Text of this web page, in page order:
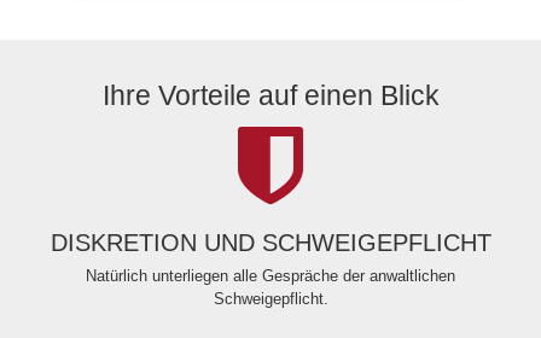
Ihre Vorteile auf einen Blick
DISKRETION UND SCHWEIGEPFLICHT
Natürlich unterliegen alle Gespräche der anwaltlichen
Schweigepflicht.